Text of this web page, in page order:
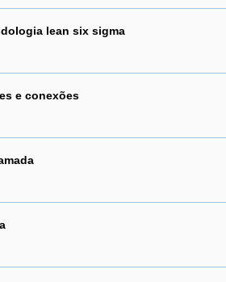
lean six sigma
e conexões